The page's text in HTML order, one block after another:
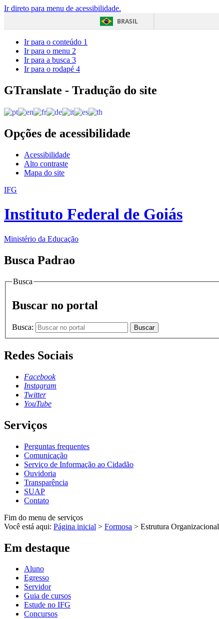
Ir direto para menu de acessibilidade.
BRASIL
Ir para o conteúdo 1
Ir para o menu 2
Ir para a busca 3
Ir para o rodapé 4
GTranslate - Tradução do site
Opções de acessibilidade
Acessibilidade
Alto contraste
Mapa do site
IFG
Instituto Federal de Goiás
Ministério da Educação
Busca Padrao
Busca
Buscar no portal
Busca: Buscar
Redes Sociais
Facebook
Instagram
Twitter
YouTube
Serviços
Perguntas frequentes
Comunicação
Serviço de Informação ao Cidadão
Ouvidoria
Transparência
SUAP
Contato
Fim do menu de serviços
Você está aqui: Página inicial > Formosa > Estrutura Organizacional
Em destaque
Aluno
Egresso
Servidor
Guia de cursos
Estude no IFG
Concursos